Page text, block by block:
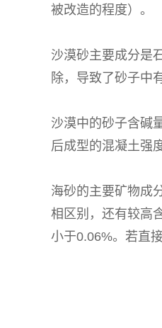
被改造的程度）。
沙漠砂主要成分是
除，导致了砂子中
沙漠中的砂子含碱
后成型的混凝土强
海砂的主要矿物成
相区别，还有较高
小于0.06%。若直